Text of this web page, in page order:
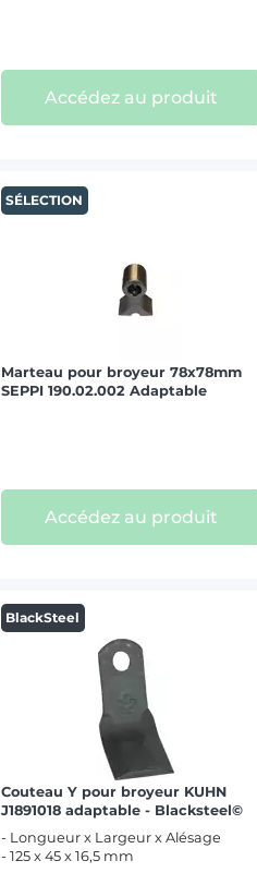
Accédez au produit
SÉLECTION
Marteau pour broyeur 78x78mm
SEPPI 190.02.002 Adaptable
Accédez au produit
BlackSteel
Couteau Y pour broyeur KUHN
J1891018 adaptable - Blacksteel©
- Longueur x Largeur x Alésage
- 125 x 45 x 16,5 mm